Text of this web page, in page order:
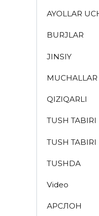
AYOLLAR
BURJLAR
JINSIY
MUCHALLAR
QIZIQARLI
TUSH TABIRI
TUSH TABIRI
TUSHDA
Video
АРСЛОН